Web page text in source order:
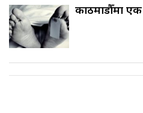
काठमाडौँमा